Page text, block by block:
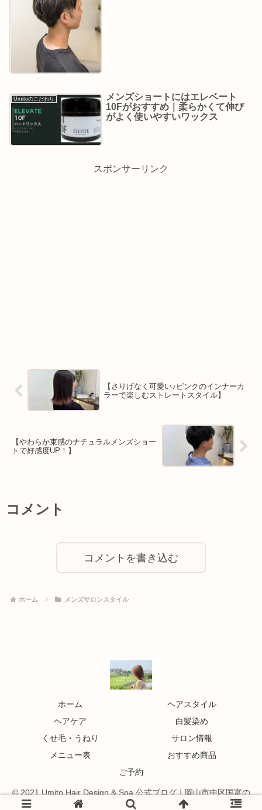
Umitoのこだわり
メンズショートにはエレベート
10Fがおすすめ｜柔らかくて伸び
がよく使いやすいワックス
スポンサーリンク
【さりげなく可愛い♪ピンクのインナーカ
ラーで楽しむストレートスタイル】
【やわらか束感のナチュラルメンズショー
トで好感度UP！】
コメント
コメントを書き込む
ホーム メンズサロンスタイル
ホーム
ヘアスタイル
ヘアケア
白髪染め
くせ毛・うねり
サロン情報
メニュー表
おすすめ商品
ご予約
© 2021 Umito Hair Design & Spa 公式ブログ｜岡山市中区国富の
美容室.